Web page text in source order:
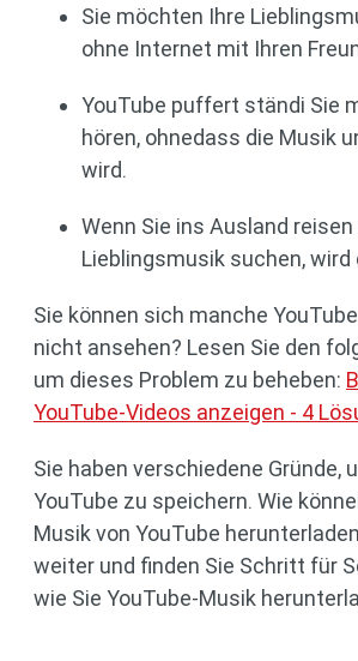
Sie möchten Ihre
ohne Internet mit Ihren
YouTube puffert ständi Sie
hören, ohnedass die Musik
wird.
Wenn Sie ins Ausland
Lieblingsmusik suchen, wird
Sie können sich manche
nicht ansehen? Lesen Sie den
um dieses Problem zu beheben:
YouTube-Videos anzeigen - 4
Sie haben verschiedene Gründe,
YouTube zu speichern. Wie
Musik von YouTube
weiter und finden Sie Schritt für
wie Sie YouTube-Musik